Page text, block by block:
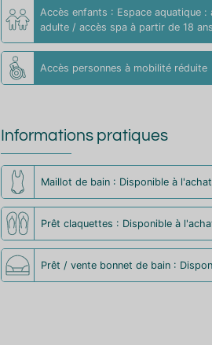
Accès enfants : Espace aquatique
adulte / accès spa à partir de 18 ans
Accès personnes à mobilité réduite
Informations pratiques
Maillot de bain : Disponible à l'achat
Prêt claquettes : Disponible à
Prêt / vente bonnet de bain :